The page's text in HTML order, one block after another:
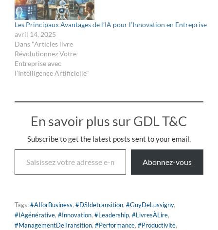
Les Principaux Avantages de l’IA pour l’Innovation en Entreprise
avril 14, 2025
Dans "Articles livre
Révolutionnez Votre
Entreprise avec
l’Intelligence Artificielle"
En savoir plus sur GDL T&C
Subscribe to get the latest posts sent to your email.
Abonnez-vous
Tags:#AIforBusiness, #DSIdetransition, #GuyDeLussigny,
#IAgénérative, #Innovation, #Leadership, #LivresÀLire,
#ManagementDeTransition, #Performance, #Productivité,